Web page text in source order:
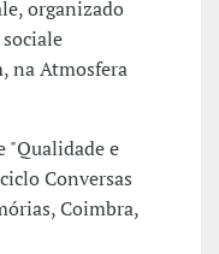
organizado
na Atmosfera
"Qualidade e
Conversas
Coimbra,